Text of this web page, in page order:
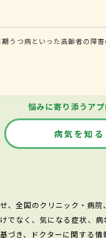
うつ病といった高齢者の障害
悩みに寄り添うア
病気を知る
、全国のクリニック・病
なく、気になる症状、
づき、ドクターに関する情